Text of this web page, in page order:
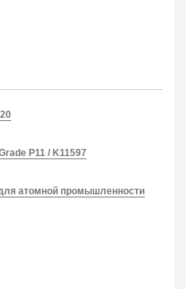
P11 / K11597
атомной промышленности